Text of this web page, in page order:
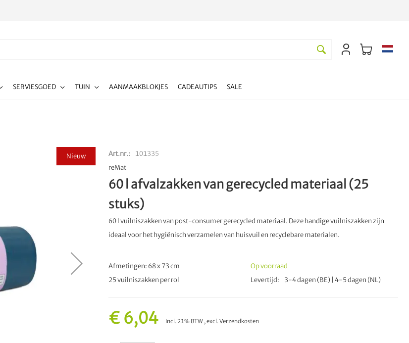
SERVIESGOED TUIN AANMAAKBLOKJES CADEAUTIPS SALE
Nieuw Art.nr.
101335
reMat
60 l afvalzakken van gerecycled materiaal (25
stuks)
60 l vuilniszakken van post-consumer gerecycled materiaal. Deze handige vuilniszakken zijn
ideaal voor het hygiënisch verzamelen van huisvuil en recyclebare materialen.
Afmetingen: 68 x 73 cm
25 vuilniszakken per rol
Op voorraad
Levertijd
3-4 dagen (BE) | 4-5 dagen (NL)
€ 6,04 Incl. 21% BTW ,excl.Verzendkosten